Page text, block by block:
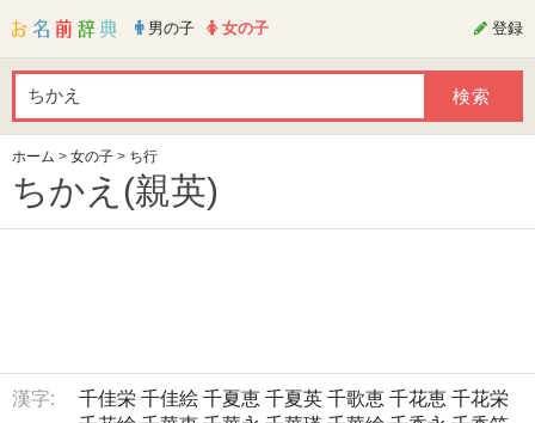
男の子 女の子 登録
ホーム > 女の子 > ち行
ちかえ(親英)
漢字: 千佳栄 千佳絵 千夏恵 千夏英 千歌恵 千花恵 千花栄